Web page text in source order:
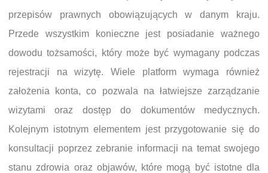
przepisów prawnych obowiązujących w danym kraju.
Przede wszystkim konieczne jest posiadanie ważnego
dowodu tożsamości, który może być wymagany podczas
rejestracji na wizytę. Wiele platform wymaga również
założenia konta, co pozwala na łatwiejsze zarządzanie
wizytami oraz dostęp do dokumentów medycznych.
Kolejnym istotnym elementem jest przygotowanie się do
konsultacji poprzez zebranie informacji na temat swojego
stanu zdrowia oraz objawów, które mogą być istotne dla